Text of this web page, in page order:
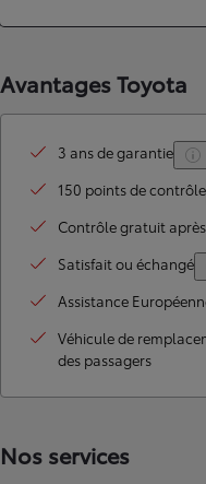
Avantages Toyota
3 ans de garantie
150 points de contrôle
Contrôle gratuit
Satisfait ou échangé
Assistance
Véhicule de
des passagers
Nos services